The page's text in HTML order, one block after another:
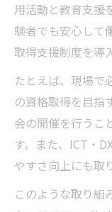
用活動と教育支援
験者でも安心して
取得支援制度を導
たとえば、現場で
の資格取得を目指
会の開催を行うこ
す。また、ICT・
やすさ向上にも取
このような取り組